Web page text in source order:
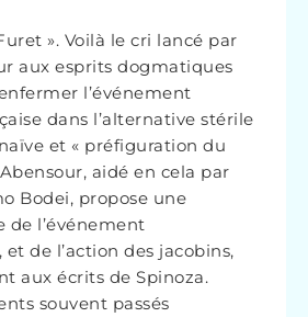
». Voilà le cri lancé par
aux esprits dogmatiques
l’événement
dans l’alternative stérile
et « préfiguration du
aidé en cela par
Bodei, propose une
de l’événement
de l’action des jacobins,
aux écrits de Spinoza.
souvent passés